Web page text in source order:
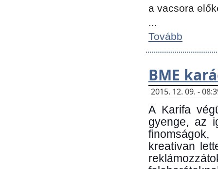
a vacsora
...
Tovább
BME
2015. 12. 09. -
A Karifa
gyenge, az
kreatívan